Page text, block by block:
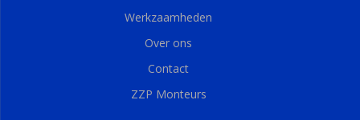
Werkzaamheden
Over ons
Contact
ZZP Monteurs